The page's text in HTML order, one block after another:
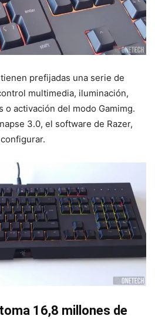
prefijadas una serie de
multimedia, iluminación,
o activación del modo Gamimg.
3.0, el software de Razer,
16,8 millones de